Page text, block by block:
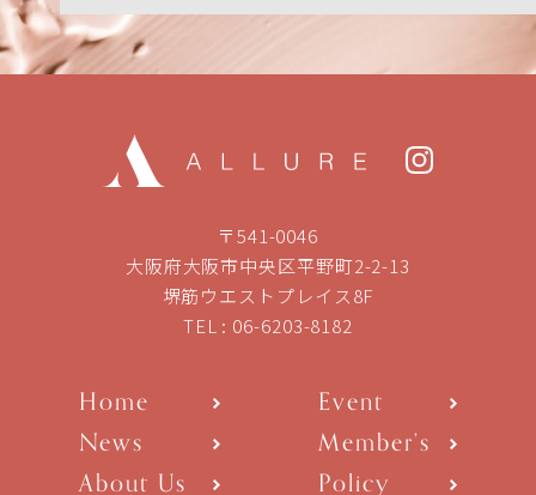
〒541-0046
大阪府大阪市中央区平野町2-2-13
堺筋ウエストプレイス8F
TEL : 06-6203-8182
Home
Event
News
Member’s
About Us
Policy